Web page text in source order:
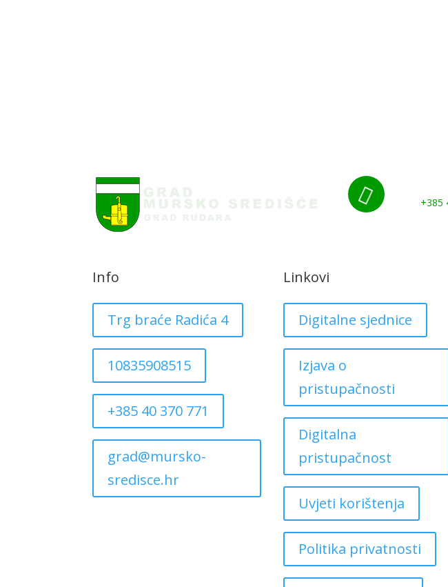
 +385
Info
Trg braće Radića 4
10835908515
+385 40 370 771
grad@mursko-
sredisce.hr
Linkovi
Digitalne sjednice
Izjava o
pristupačnosti
Digitalna
pristupačnost
Uvjeti korištenja
Politika privatnosti